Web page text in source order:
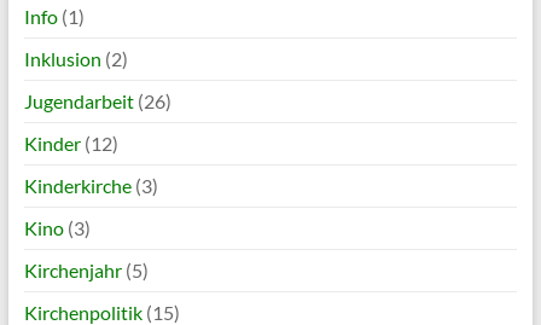
Info(1)
Inklusion (2)
Jugendarbeit(26)
Kinder(12)
Kinderkirche(3)
Kino(3)
Kirchenjahr(5)
Kirchenpolitik(15)